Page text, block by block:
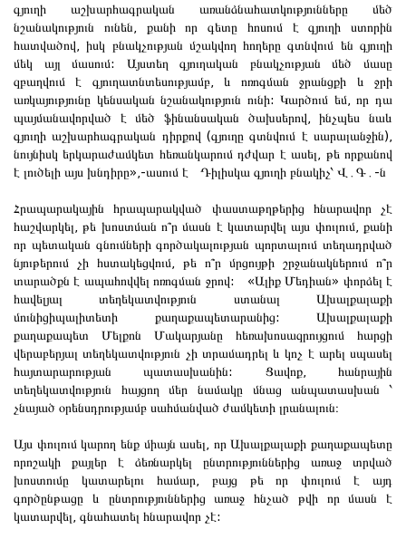
գյուղի աշխարհագրական առանձնահատկությունները մեծ
նշանակություն ունեն, քանի որ գետը հոսում է գյուղի ստորին
հատվածով, իսկ բնակչության մշակվող հողերը գտնվում են գյուղի
մեկ այլ մասում: Այստեղ գյուղական բնակչության մեծ մասը
զբաղվում է գյուղատնտեսությամբ, և ոռոգման ջրանցքի և ջրի
առկայությունը կենսական նշանակություն ունի: Կարծում եմ, որ դա
պայմանավորված է մեծ ֆինանսական ծախսերով, ինչպես նաև
գյուղի աշխարհագրական դիրքով (գյուղը գտնվում է սարալանջին),
նույնիսկ երկարաժամկետ հեռանկարում դժվար է ասել, թե որքանով
է լուծելի այս խնդիրը»,-ասում է Դիլիսկա գյուղի բնակիչ՝ Վ․Գ․-ն
Հրապարակային հրապարակված փաստաթղթերից հնարավոր չէ
հաշվարկել, թե խոստման ո՞ր մասն է կատարվել այս փուլում, քանի
որ պետական գնումների գործակալության պորտալում տեղադրված
նյութերում չի հստակեցվում, թե ո՞ր մրցույթի շրջանակներում ո՞ր
տարածքն է ապահովվել ոռոգման ջրով: «Ալիք Մեդիան» փորձել է
հավելյալ տեղեկատվություն ստանալ Ախալքալաքի
մունիցիպալիտետի քաղաքապետարանից: Ախալքալաքի
քաղաքապետ Մելքոն Մակարյանը հեռախոսազրույցում հարցի
վերաբերյալ տեղեկատվություն չի տրամադրել և կոչ է արել սպասել
հայտարարության պատասխանին: Ցավոք, հանրային
տեղեկատվություն հայցող մեր նամակը մնաց անպատասխան ՝
չնայած օրենսդրությամբ սահմանված ժամկետի լրանալուն։
Այս փուլում կարող ենք միայն ասել, որ Ախալքալաքի քաղաքապետը
որոշակի քայլեր է ձեռնարկել ընտրություններից առաջ տրված
խոստումը կատարելու համար, բայց թե որ փուլում է այդ
գործընթացը և ընտրություններից առաջ հնչած թվի որ մասն է
կատարվել, գնահատել հնարավոր չէ: